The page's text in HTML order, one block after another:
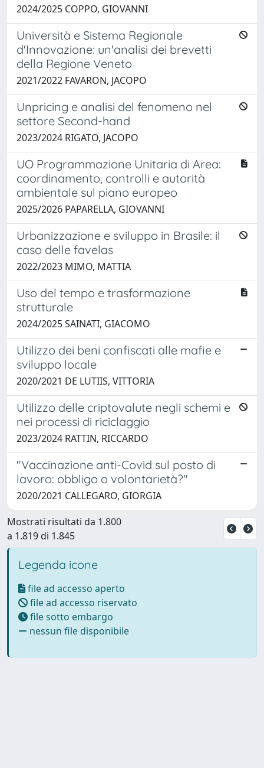
2024/2025 COPPO, GIOVANNI
Università e Sistema Regionale
d'Innovazione: un'analisi dei brevetti
della Regione Veneto
2021/2022 FAVARON, JACOPO
Unpricing e analisi del fenomeno nel
settore Second-hand
2023/2024 RIGATO, JACOPO
UO Programmazione Unitaria di Area:
coordinamento, controlli e autorità
ambientale sul piano europeo
2025/2026 PAPARELLA, GIOVANNI
Urbanizzazione e sviluppo in Brasile: il
caso delle favelas
2022/2023 MIMO, MATTIA
Uso del tempo e trasformazione
strutturale
2024/2025 SAINATI, GIACOMO
Utilizzo dei beni confiscati alle mafie e
sviluppo locale
2020/2021 DE LUTIIS, VITTORIA
Utilizzo delle criptovalute negli schemi e
nei processi di riciclaggio
2023/2024 RATTIN, RICCARDO
"Vaccinazione anti-Covid sul posto di
lavoro: obbligo o volontarietà?"
2020/2021 CALLEGARO, GIORGIA
Mostrati risultati da 1.800
a 1.819 di 1.845
Legenda icone
file ad accesso aperto
file ad accesso riservato
file sotto embargo
nessun file disponibile